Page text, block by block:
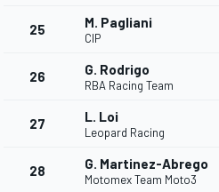
MÁS CATEGORÍAS
25 M. Pagliani
CIP
26 G. Rodrigo
RBA Racing Team
27 L. Loi
Leopard Racing
28 G. Martinez-Abrego
Motomex Team Moto3